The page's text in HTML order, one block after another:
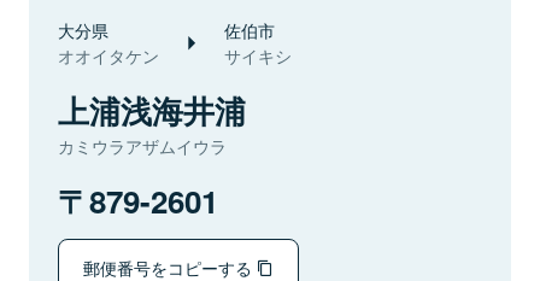
大分県
オオイタケン
佐伯市
サイキシ
上浦浅海井浦
カミウラアザムイウラ
879-2601
郵便番号をコピーする